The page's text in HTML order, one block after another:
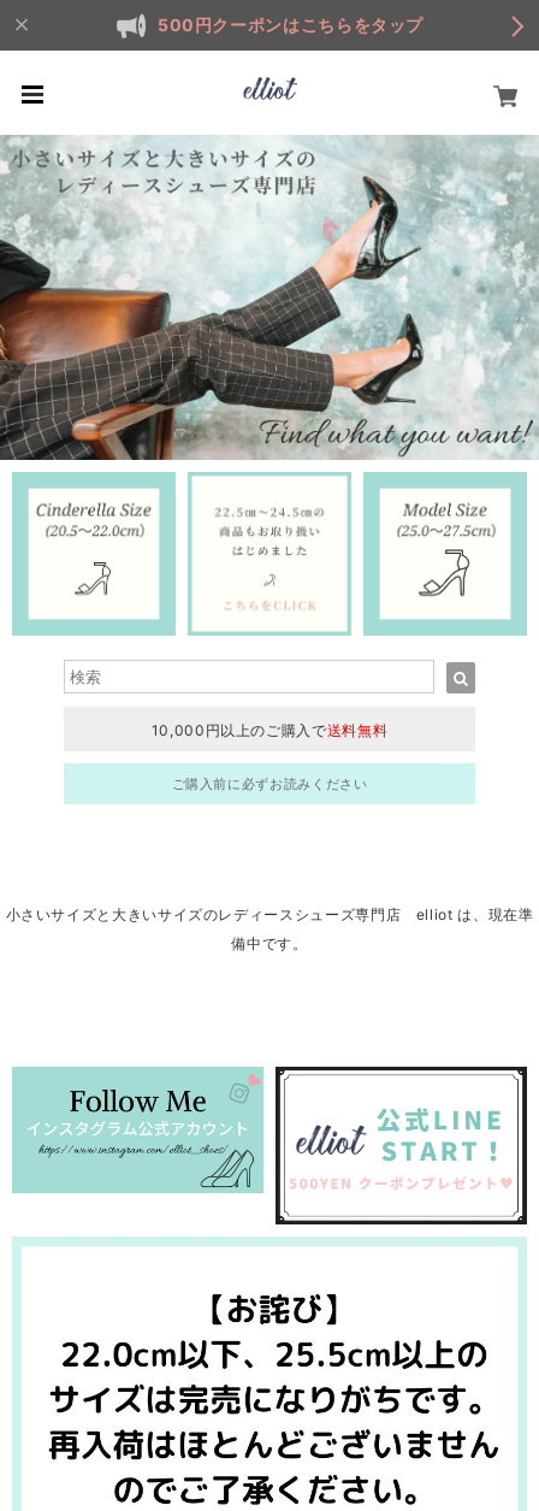
500円クーポンはこちらをタップ
10,000円以上のご購入で送料無料
ご購入前に必ずお読みください
小さいサイズと大きいサイズのレディースシューズ専門店 elliot は、現在準
備中です。